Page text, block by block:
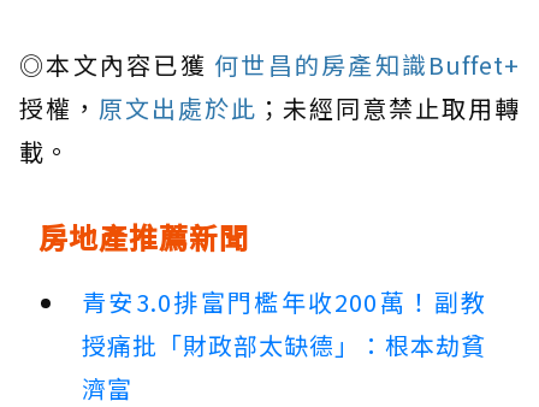
◎本文內容已獲 何世昌的房產知識Buffet+
授權， 原文出處於此 ；未經同意禁止取用轉
載。
房地產推薦新聞
青安3.0排富門檻年收200萬！副教
授痛批「財政部太缺德」：根本劫貧
濟富